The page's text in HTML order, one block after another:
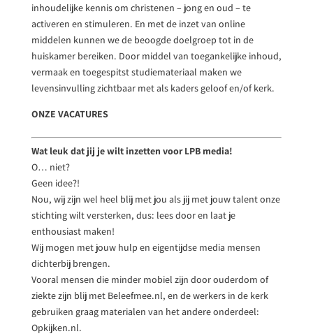
inhoudelijke kennis om christenen – jong en oud – te
activeren en stimuleren. En met de inzet van online
middelen kunnen we de beoogde doelgroep tot in de
huiskamer bereiken. Door middel van toegankelijke inhoud,
vermaak en toegespitst studiemateriaal maken we
levensinvulling zichtbaar met als kaders geloof en/of kerk.
ONZE VACATURES
Wat leuk dat jij je wilt inzetten voor LPB media!
O… niet?
Geen idee?!
Nou, wij zijn wel heel blij met jou als jij met jouw talent onze
stichting wilt versterken, dus: lees door en laat je
enthousiast maken!
Wij mogen met jouw hulp en eigentijdse media mensen
dichterbij brengen.
Vooral mensen die minder mobiel zijn door ouderdom of
ziekte zijn blij met Beleefmee.nl, en de werkers in de kerk
gebruiken graag materialen van het andere onderdeel:
Opkijken.nl.